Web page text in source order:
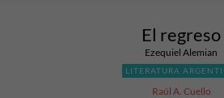
El regreso
Ezequiel Alemian
LITERATURA
Raúl A. Cuello